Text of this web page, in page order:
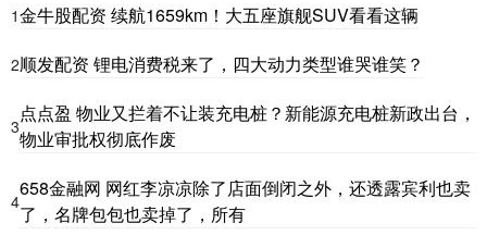
1金牛股配资 续航1659km！大五座旗舰SUV看看这辆
2顺发配资 锂电消费税来了，四大动力类型谁哭谁笑？
3
点点盈 物业又拦着不让装充电桩？新能源充电桩新政出台，
物业审批权彻底作废
4
658金融网 网红李凉凉除了店面倒闭之外，还透露宾利也卖
了，名牌包包也卖掉了，所有